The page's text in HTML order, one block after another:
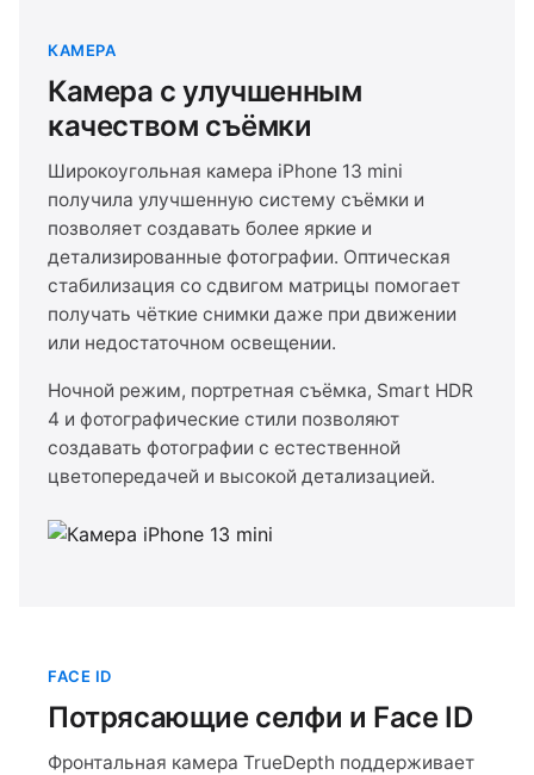
КАМЕРА
Камера с улучшенным
качеством съёмки
Широкоугольная камера iPhone 13 mini
получила улучшенную систему съёмки и
позволяет создавать более яркие и
детализированные фотографии. Оптическая
стабилизация со сдвигом матрицы помогает
получать чёткие снимки даже при движении
или недостаточном освещении.
Ночной режим, портретная съёмка, Smart HDR
4 и фотографические стили позволяют
создавать фотографии с естественной
цветопередачей и высокой детализацией.
FACE ID
Потрясающие селфи и Face ID
Фронтальная камера TrueDepth поддерживает